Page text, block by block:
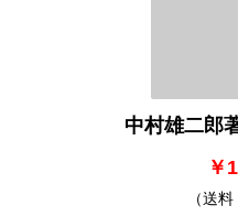
中村雄二郎
￥
（送